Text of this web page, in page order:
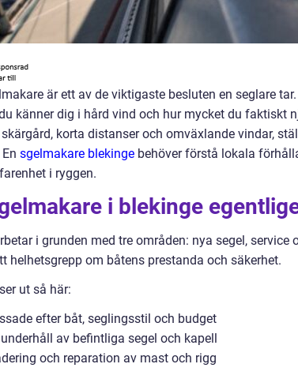
är ett av de viktigaste besluten en seglare
känner dig i hård vind och hur mycket du faktiskt
korta distanser och omväxlande vindar,
sgelmakare blekinge behöver förstå lokala
i ryggen.
i blekinge
i grunden med tre områden: nya segel, service
helhetsgrepp om båtens prestanda och säkerhet.
ut så här:
efter båt, seglingsstil och budget
av befintliga segel och kapell
och reparation av mast och rigg